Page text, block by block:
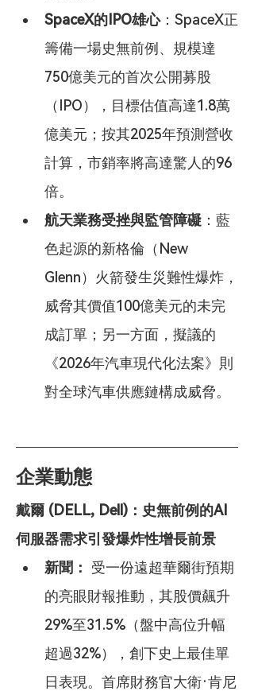
SpaceX的IPO雄心：SpaceX正
籌備一場史無前例、規模達
750億美元的首次公開募股
（IPO），目標估值高達1.8萬
億美元；按其2025年預測營收
計算，市銷率將高達驚人的96
倍。
航天業務受挫與監管障礙 ：藍
色起源的新格倫（New
Glenn）火箭發生災難性爆炸，
威脅其價值100億美元的未完
成訂單；另一方面，擬議的
《2026年汽車現代化法案》則
對全球汽車供應鏈構成威脅。
企業動態
戴爾 (DELL, Dell)：史無前例的AI
伺服器需求引發爆炸性增長前景
新聞：
受一份遠超華爾街預期
的亮眼財報推動，其股價飆升
29%至31.5%（盤中高位升幅
超過32%），創下史上最佳單
日表現。首席財務官大衛·肯尼